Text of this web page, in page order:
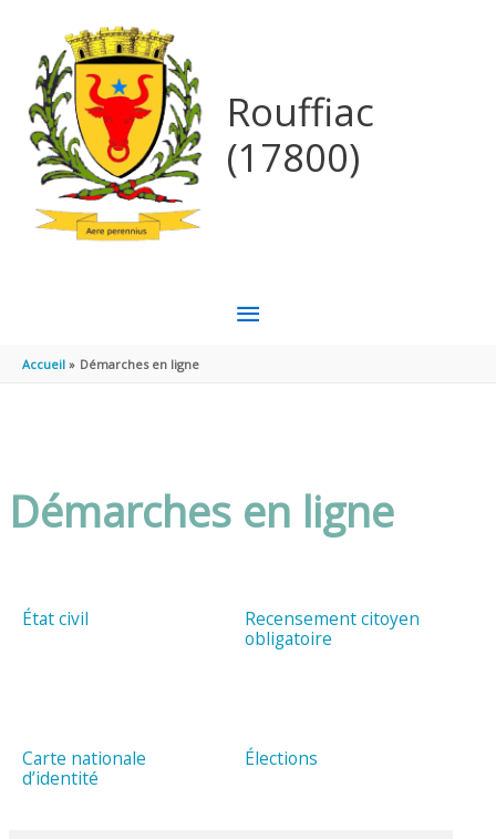
Rouffiac
(17800)
MENU
Accueil Démarches en ligne
Démarches en ligne
État civil
Recensement citoyen
obligatoire
Carte nationale
d’identité
Élections